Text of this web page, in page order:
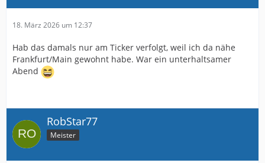
18. März 2026 um 12:37
Hab das damals nur am Ticker verfolgt, weil ich da nähe
Frankfurt/Main gewohnt habe. War ein unterhaltsamer
Abend
RobStar77
Meister